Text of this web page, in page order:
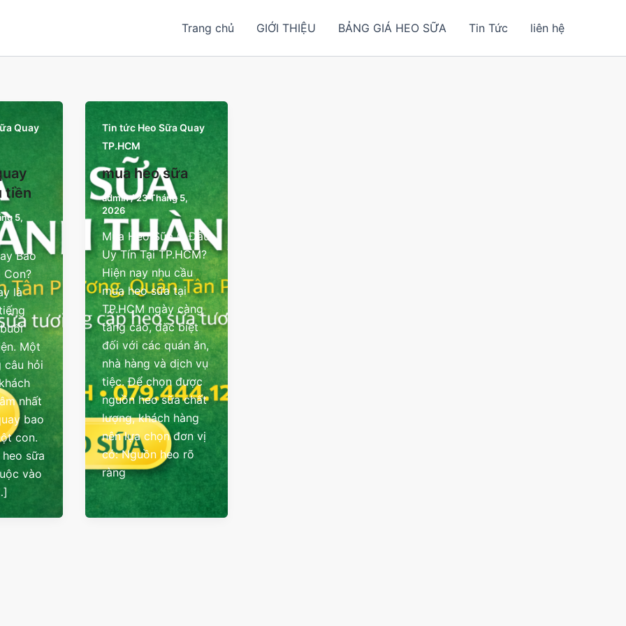
Trang chủ GIỚI THIỆU BẢNG GIÁ HEO SỮA Tin Tức liên hệ
Quay
tiền
5,
Bao
Con?
là
Một
câu hỏi
nhất
bao
con.
sữa
vào
Tin tức Heo Sữa Quay
TP.HCM
mua heo sữa
admin/23 Tháng 5,
2026
Mua Heo Sữa Ở Đâu
Uy Tín Tại TP.HCM?
Hiện nay nhu cầu
mua heo sữa tại
TP.HCM ngày càng
tăng cao, đặc biệt
đối với các quán ăn,
nhà hàng và dịch vụ
tiệc. Để chọn được
nguồn heo sữa chất
lượng, khách hàng
nên lựa chọn đơn vị
có: Nguồn heo rõ
ràng